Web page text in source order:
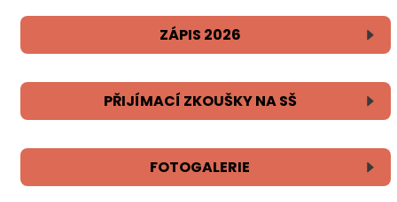
ZÁPIS 2026
PŘIJÍMACÍ ZKOUŠKY NA SŠ
FOTOGALERIE